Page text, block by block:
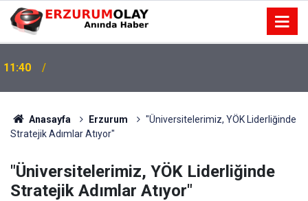
11:40
Anasayfa Erzurum
"Üniversitelerimiz, YÖK Liderliğinde
Stratejik Adımlar Atıyor"
"Üniversitelerimiz, YÖK Liderliğinde
Stratejik Adımlar Atıyor"